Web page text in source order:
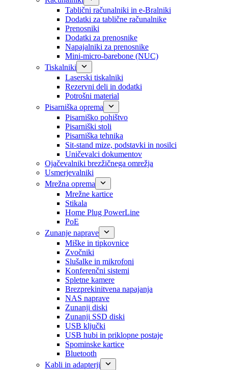
Tablični računalniki in e-Bralniki
Dodatki za tablične računalnike
Prenosniki
Dodatki za prenosnike
Napajalniki za prenosnike
Mini-micro-barebone (NUC)
Tiskalniki
Laserski tiskalniki
Rezervni deli in dodatki
Potrošni material
Pisarniška oprema
Pisarniško pohištvo
Pisarniški stoli
Pisarniška tehnika
Sit-stand mize, podstavki in nosilci
Uničevalci dokumentov
Ojačevalniki brezžičnega omrežja
Usmerjevalniki
Mrežna oprema
Mrežne kartice
Stikala
Home Plug PowerLine
PoE
Zunanje naprave
Miške in tipkovnice
Zvočniki
Slušalke in mikrofoni
Konferenčni sistemi
Spletne kamere
Brezprekinitvena napajanja
NAS naprave
Zunanji diski
Zunanji SSD diski
USB ključki
USB hubi in priklopne postaje
Spominske kartice
Bluetooth
Kabli in adapterji